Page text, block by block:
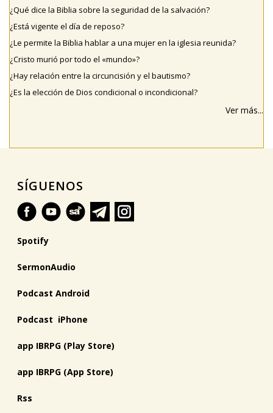
¿Qué dice la Biblia sobre la seguridad de la salvación?
¿Está vigente el día de reposo?
¿Le permite la Biblia hablar a una mujer en la iglesia reunida?
¿Cristo murió por todo el «mundo»?
¿Hay relación entre la circuncisión y el bautismo?
¿Es la elección de Dios condicional o incondicional?
Ver más...
SÍGUENOS
Spotify
SermonAudio
Podcast Android
Podcast iPhone
app IBRPG (Play Store)
app IBRPG (App Store)
Rss